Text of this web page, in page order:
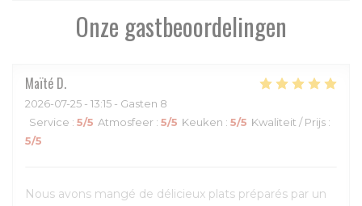
Onze gastbeoordelingen
Maïté D
2026-07-25 - 13:15 - Gasten 8
Service : 5/5 Atmosfeer : 5/5 Keuken : 5/5 Kwaliteit / Prijs :
5/5
Nous avons mangé de délicieux plats préparés par un